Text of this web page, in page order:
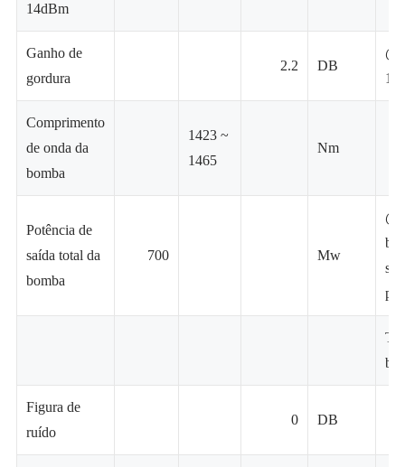
14dBm
Ganho de
gordura
2.2 DB
@
14
Comprimento
de onda da
bomba
1423 ~
1465
Nm
Potência de
saída total da
bomba
700 Mw
@
Figura de
ruído
0 DB